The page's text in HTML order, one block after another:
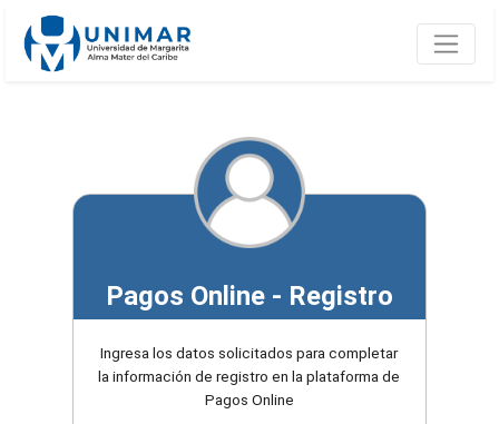
Pagos Online - Registro
Ingresa los datos solicitados para completar
la información de registro en la plataforma de
Pagos Online